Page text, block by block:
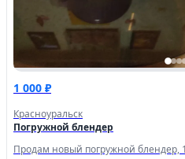
1 000 ₽
Красноуральск
Погружной блендер
Продам новый погружной блендер,